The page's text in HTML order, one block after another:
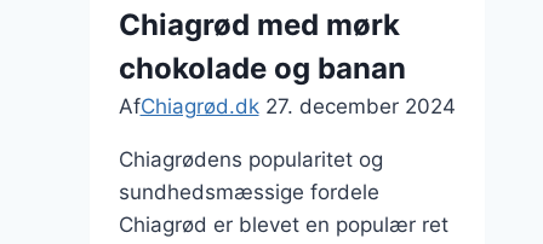
nødder
Chiagrød med mørk
chokolade og banan
AfChiagrød.dk 27. december 2024
Chiagrødens popularitet og
sundhedsmæssige fordele
Chiagrød er blevet en populær ret